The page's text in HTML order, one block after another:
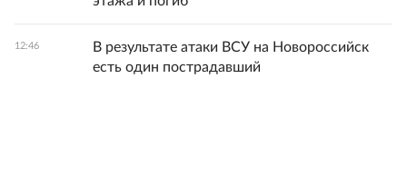
12:46
В результате атаки ВСУ на Новороссийск
есть один пострадавший